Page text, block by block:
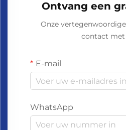
Ontvang een
Onze
contact met
E-mail
WhatsApp